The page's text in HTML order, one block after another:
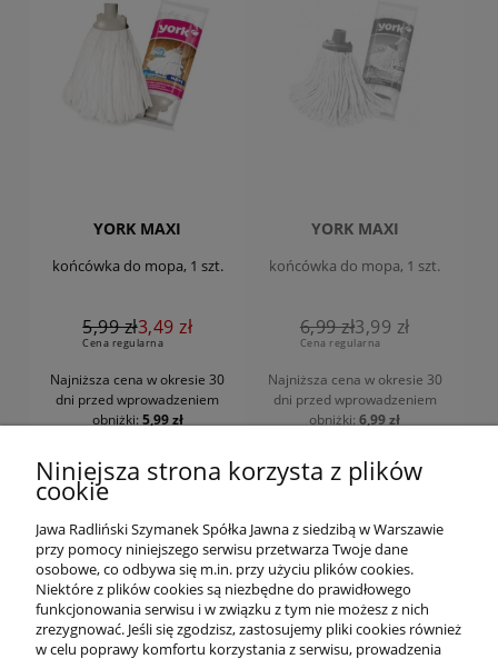
YORK MAXI
końcówka do mopa, 1 szt.
5,99 zł
Cena regularna
3,49 zł
Najniższa cena w okresie 30
dni przed wprowadzeniem
obniżki:5,99 zł
DO KOSZYKA
YORK MAXI
końcówka do mopa, 1 szt.
6,99 zł
Cena regularna
3,99 zł
Najniższa cena w okresie 30
dni przed wprowadzeniem
obniżki:6,99 zł
DOSTĘPNOŚCI
OFERTA
Niniejsza strona korzysta z plików
cookie
Jawa Radliński Szymanek Spółka Jawna z siedzibą w Warszawie
przy pomocy niniejszego serwisu przetwarza Twoje dane
osobowe, co odbywa się m.in. przy użyciu plików cookies.
Niektóre z plików cookies są niezbędne do prawidłowego
funkcjonowania serwisu i w związku z tym nie możesz z nich
zrezygnować. Jeśli się zgodzisz, zastosujemy pliki cookies również
w celu poprawy komfortu korzystania z serwisu, prowadzenia